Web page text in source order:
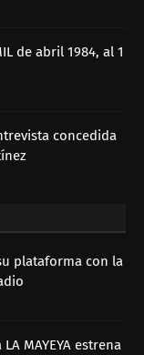
de abril 1984, al 1
concedida
plataforma con la
MAYEYA estrena